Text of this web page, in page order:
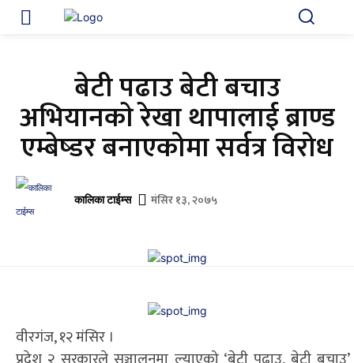
बेटी पढाउ बेटी बचाउ
अभियानकाे रेखा थापालाई ब्राण्ड
एम्बेष्डर बनाएकोमा सर्वत्र विरोध
कालिका टाईम्स मंसिर १३, २०७५
वीरगंज, १२ मंसिर ।